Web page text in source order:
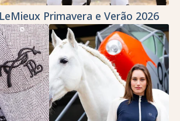
Primavera e Verão 2026